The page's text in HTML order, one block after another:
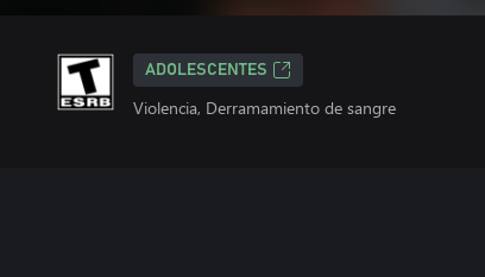
ADOLESCENTES
Violencia, Derramamiento de sangre